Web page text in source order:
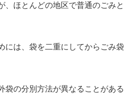
、ほとんどの地区で普通のごみと
には、袋を二重にしてからごみ袋
袋の分別方法が異なることがある